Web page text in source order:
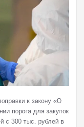
к закону «О
порога для закупок
с 300 тыс. рублей в